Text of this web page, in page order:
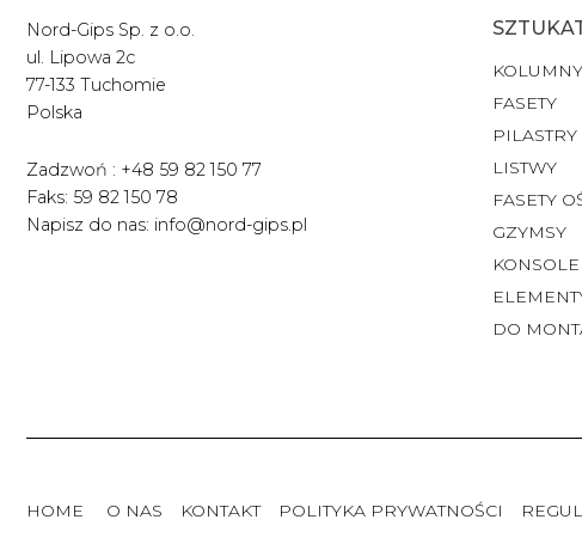
Nord-Gips Sp. z o.o.
ul. Lipowa 2c
77-133 Tuchomie
Polska
Zadzwoń : +48 59 82 150 77
Faks: 59 82 150 78
Napisz do nas: info@nord-gips.pl
KOLUMNY
FASETY
PILASTRY
LISTWY
FASETY
GZYMSY
KONSOLE
DO
HOME O NAS KONTAKT POLITYKA PRYWATNOŚCI